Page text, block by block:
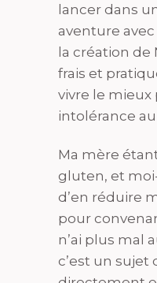
lancer dans
aventure avec
la création de
frais et
vivre le mieux
intolérance
Ma mère
gluten, et
d’en réduire
pour
n’ai plus mal
c’est un